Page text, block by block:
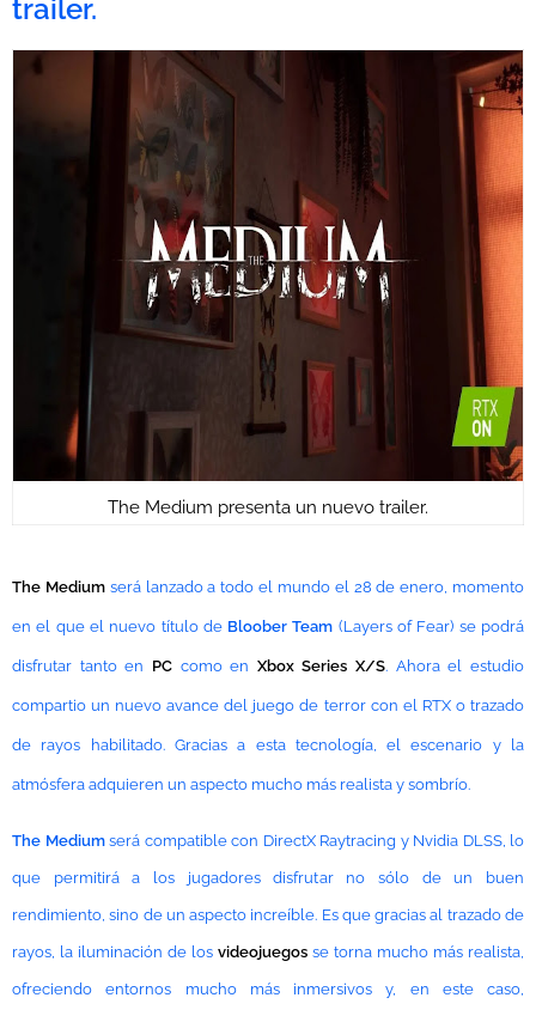
trailer.
The Medium presenta un nuevo trailer.
The Mediumserá lanzado a todo el mundo el 28 de enero, momento
en el que el nuevo título de Bloober Team (Layers of Fear) se podrá
disfrutar tanto en PCcomo en Xbox Series X/S. Ahora el estudio
compartio un nuevo avance del juego de terror con el RTX o trazado
de rayos habilitado. Gracias a esta tecnología, el escenario y la
atmósfera adquieren un aspecto mucho más realista y sombrío.
The Medium será compatible con DirectX Raytracing y Nvidia DLSS, lo
que permitirá a los jugadores disfrutar no sólo de un buen
rendimiento, sino de un aspecto increíble. Es que gracias al trazado de
rayos, la iluminación de los videojuegos se torna mucho más realista,
ofreciendo entornos mucho más inmersivos y, en este caso,